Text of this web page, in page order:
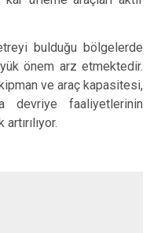
bulduğu bölgelerde
önem arz etmektedir.
ve araç kapasitesi,
devriye faaliyetlerinin